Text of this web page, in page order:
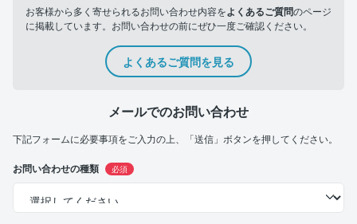
お客様から多く寄せられるお問い合わせ内容をよくあるご質問のページ
に掲載しています。お問い合わせの前にぜひ一度ご確認ください。
よくあるご質問を見る
メールでのお問い合わせ
下記フォームに必要事項をご入力の上、「送信」ボタンを押してください。
お問い合わせの種類 必須